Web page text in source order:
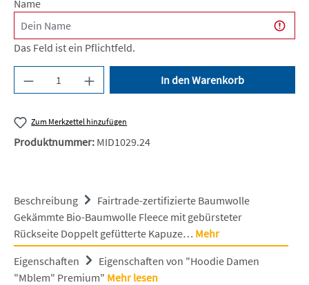
Name
Das Feld ist ein Pflichtfeld.
Produkt Anzahl: Gib den gewünschten Wert
In den Warenkorb
Zum Merkzettel hinzufügen
Produktnummer: MID1029.24
Beschreibung
Fairtrade-zertifizierte Baumwolle
Gekämmte Bio-Baumwolle Fleece mit gebürsteter
Rückseite Doppelt gefütterte Kapuze… Mehr
Eigenschaften
Eigenschaften von "Hoodie Damen
"Mblem" Premium" Mehr lesen